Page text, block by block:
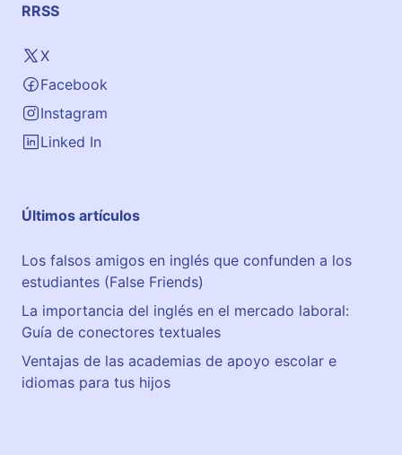
RRSS
X
Facebook
Instagram
Linked In
Últimos artículos
Los falsos amigos en inglés que confunden a los
estudiantes (False Friends)
La importancia del inglés en el mercado laboral:
Guía de conectores textuales
Ventajas de las academias de apoyo escolar e
idiomas para tus hijos